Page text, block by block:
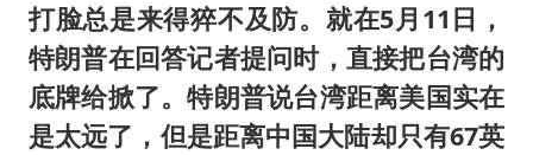
打脸总是来得猝不及防。就在5月11日，
特朗普在回答记者提问时，直接把台湾的
底牌给掀了。特朗普说台湾距离美国实在
是太远了，但是距离中国大陆却只有67英